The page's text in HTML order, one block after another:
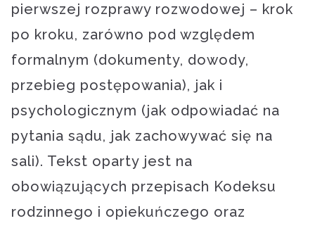
pierwszej rozprawy rozwodowej – krok
po kroku, zarówno pod względem
formalnym (dokumenty, dowody,
przebieg postępowania), jak i
psychologicznym (jak odpowiadać na
pytania sądu, jak zachowywać się na
sali). Tekst oparty jest na
obowiązujących przepisach Kodeksu
rodzinnego i opiekuńczego oraz